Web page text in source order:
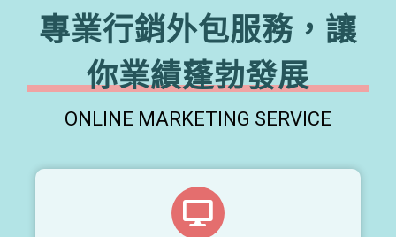
專業行銷外包服務，讓
你業績蓬勃發展
ONLINE MARKETING SERVICE